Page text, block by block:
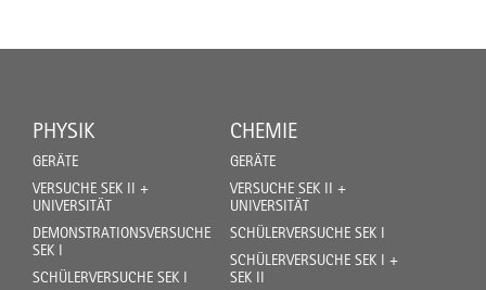
PHYSIK
GERÄTE
VERSUCHE SEK II +
UNIVERSITÄT
DEMONSTRATIONSVERSUCHE
SEK I
SCHÜLERVERSUCHE SEK I
CHEMIE
GERÄTE
VERSUCHE SEK II +
UNIVERSITÄT
SCHÜLERVERSUCHE SEK I
SCHÜLERVERSUCHE SEK I +
SEK II